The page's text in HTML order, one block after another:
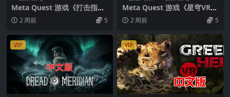
Meta Quest 游戏《打击指挥
部VR》Strike Command VR
2 周前 5
Meta Quest 游戏《星穹VR》
STARVAULT VR
2 周前 5
VIP VIP